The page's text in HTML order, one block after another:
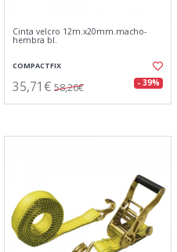
Cinta velcro 12m.x20mm.macho-
hembra bl.
COMPACTFIX
35,71€ 58,26€ - 39%